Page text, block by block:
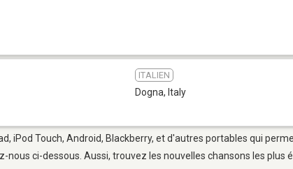
ITALIEN
Dogna, Italy
iPod Touch, Android, Blackberry, et d'autres portables qui
ci-dessous. Aussi, trouvez les nouvelles chansons les plus